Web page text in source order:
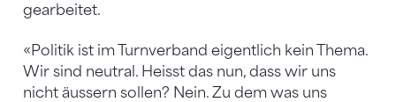
gearbeitet.
«Politik ist im Turnverband eigentlich kein Thema.
Wir sind neutral. Heisst das nun, dass wir uns
nicht äussern sollen? Nein. Zu dem was uns